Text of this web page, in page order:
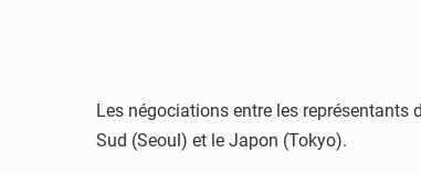
Les négociations entre les représentants
Sud (Seoul) et le Japon (Tokyo).